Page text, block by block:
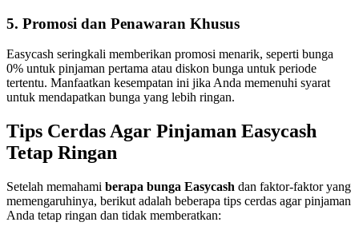
5. Promosi dan Penawaran Khusus
Easycash seringkali memberikan promosi menarik, seperti bunga
0% untuk pinjaman pertama atau diskon bunga untuk periode
tertentu. Manfaatkan kesempatan ini jika Anda memenuhi syarat
untuk mendapatkan bunga yang lebih ringan.
Tips Cerdas Agar Pinjaman Easycash
Tetap Ringan
Setelah memahami berapa bunga Easycash dan faktor-faktor yang
memengaruhinya, berikut adalah beberapa tips cerdas agar pinjaman
Anda tetap ringan dan tidak memberatkan: